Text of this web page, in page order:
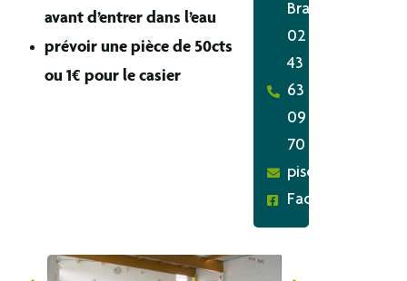
avant d’entrer dans l’eau
prévoir une pièce de 50cts
ou 1€ pour le casier
Braye
02
43
63
09
70
Facebook